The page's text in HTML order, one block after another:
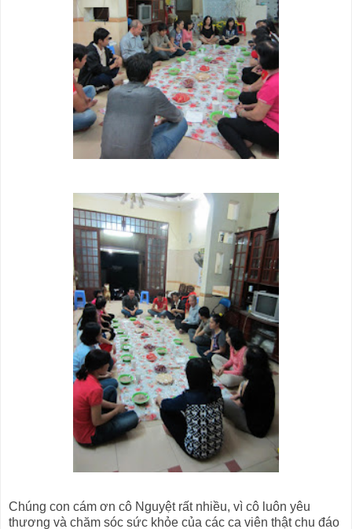
Chúng con cám ơn cô Nguyệt rất nhiều, vì cô luôn yêu
thương và chăm sóc sức khỏe của các ca viên thật chu đáo